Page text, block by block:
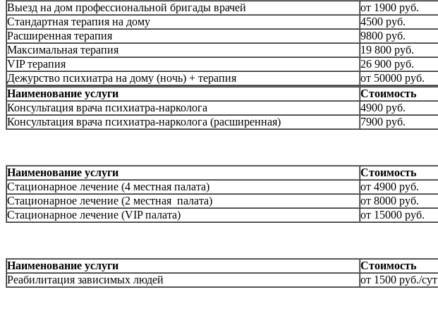
Выезд на дом профессиональной бригады врачей
от 1900 руб.
Стандартная терапия на дому
4500 руб.
Расширенная терапия
9800 руб.
Максимальная терапия
19 800 руб.
VIP терапия
26 900 руб.
Дежурство психиатра на дому (ночь) + терапия
от 50000 руб.
Наименование услуги
Стоимость
Консультация врача психиатра-нарколога
4900 руб.
Консультация врача психиатра-нарколога (расширенная)
7900 руб.
Наименование услуги
Стоимость
Стационарное лечение (4 местная палата)
от 4900 руб.
Стационарное лечение (2 местная палата)
от 8000 руб.
Стационарное лечение (VIP палата)
от 15000 руб.
Наименование услуги
Стоимость
Реабилитация зависимых людей
от 1500 руб./сут